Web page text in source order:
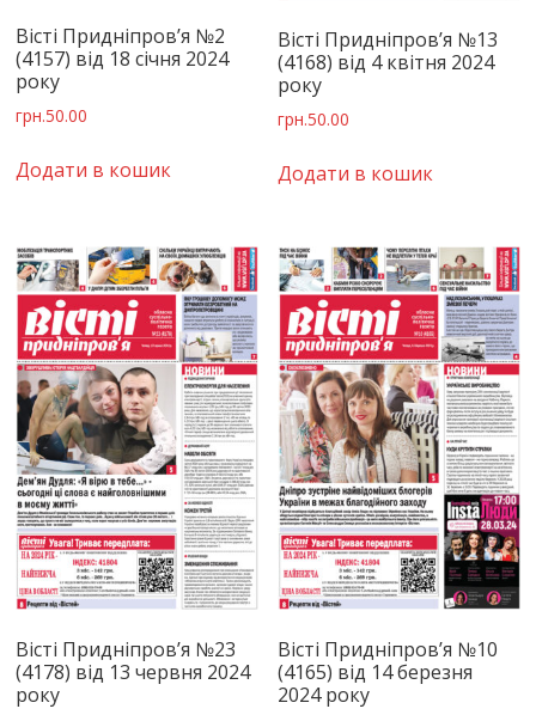
Вісті Придніпров’я №2
(4157) від 18 січня 2024
року
грн.50.00
Додати в кошик
Вісті Придніпров’я №13
(4168) від 4 квітня 2024
року
грн.50.00
Додати в кошик
Вісті Придніпров’я №23
(4178) від 13 червня 2024
року
Вісті Придніпров’я №10
(4165) від 14 березня
2024 року